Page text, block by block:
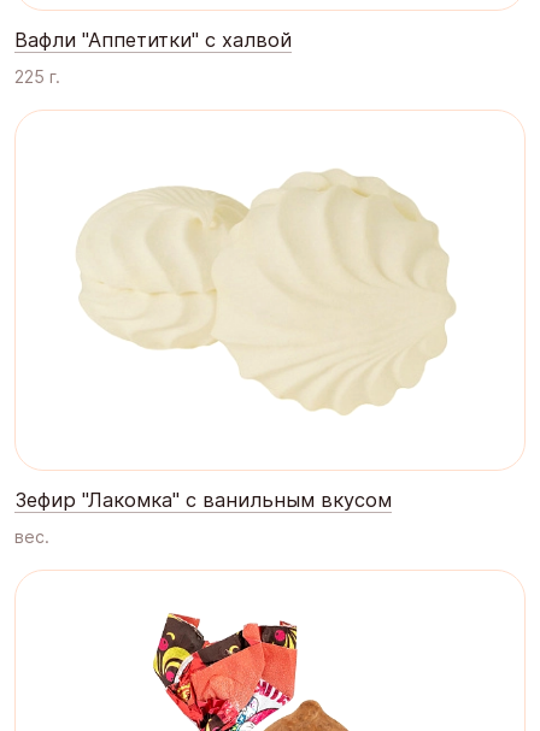
Вафли "Аппетитки" с халвой
225 г.
Зефир "Лакомка" с ванильным вкусом
вес.